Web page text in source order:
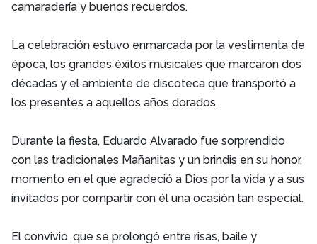
camaradería y buenos recuerdos.
La celebración estuvo enmarcada por la vestimenta de
época, los grandes éxitos musicales que marcaron dos
décadas y el ambiente de discoteca que transportó a
los presentes a aquellos años dorados.
Durante la fiesta, Eduardo Alvarado fue sorprendido
con las tradicionales Mañanitas y un brindis en su honor,
momento en el que agradeció a Dios por la vida y a sus
invitados por compartir con él una ocasión tan especial.
El convivio, que se prolongó entre risas, baile y